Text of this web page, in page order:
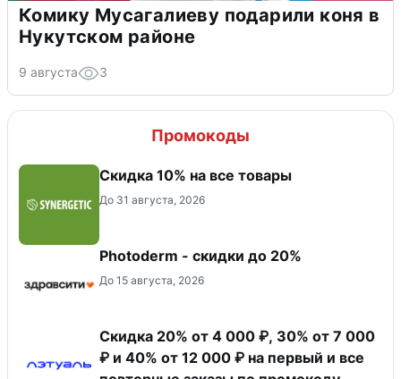
Комику Мусагалиеву подарили коня в
Нукутском районе
9 августа 3
Промокоды
Скидка 10% на все товары
До 31 августа, 2026
Photoderm - скидки до 20%
До 15 августа, 2026
Скидка 20% от 4 000 ₽, 30% от 7 000
₽ и 40% от 12 000 ₽ на первый и все